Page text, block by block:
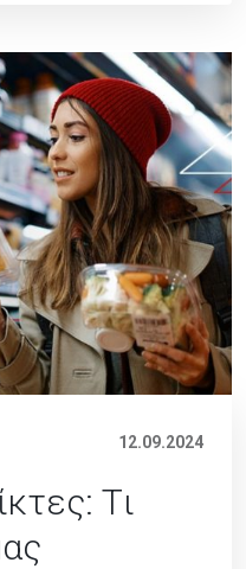
12.09.2024
Tι